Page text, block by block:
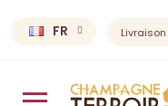
FR Livraison